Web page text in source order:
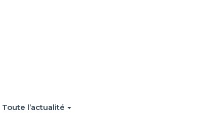
Toute l’actualité